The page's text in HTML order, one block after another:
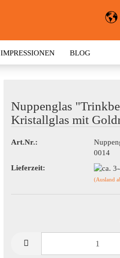
IMPRESSIONEN BLOG
Nuppenglas
Kristallglas mit
Art.Nr.:
0014
Lieferzeit:
(Ausland